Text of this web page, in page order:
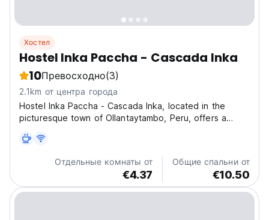
Хостел
Hostel Inka Paccha - Cascada Inka
10Превосходно(3)
2.1km от центра города
Hostel Inka Paccha - Cascada Inka, located in the
picturesque town of Ollantaytambo, Peru, offers a
complimentary towels, and breakfast included. Guests
can relax in the common room, prepare meals in the...
Отдельные комнаты от
€4.37
Общие спальни от
€10.50